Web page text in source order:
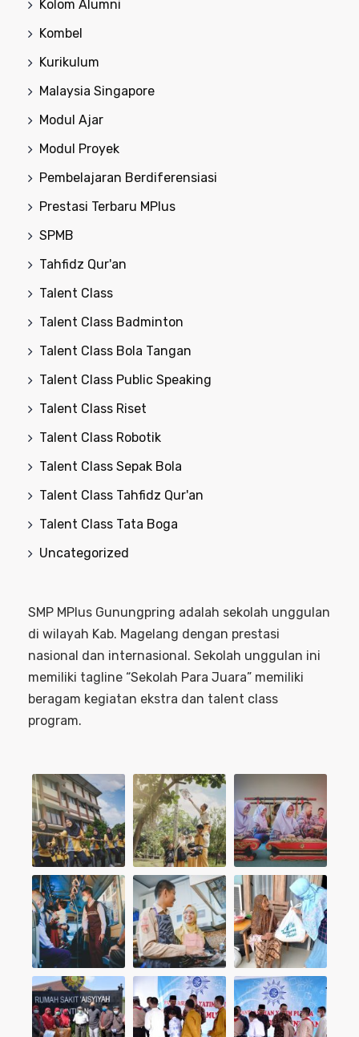
Kolom Alumni
Kombel
Kurikulum
Malaysia Singapore
Modul Ajar
Modul Proyek
Pembelajaran Berdiferensiasi
Prestasi Terbaru MPlus
SPMB
Tahfidz Qur'an
Talent Class
Talent Class Badminton
Talent Class Bola Tangan
Talent Class Public Speaking
Talent Class Riset
Talent Class Robotik
Talent Class Sepak Bola
Talent Class Tahfidz Qur'an
Talent Class Tata Boga
Uncategorized
SMP MPlus Gunungpring adalah sekolah unggulan
di wilayah Kab. Magelang dengan prestasi
nasional dan internasional. Sekolah unggulan ini
memiliki tagline “Sekolah Para Juara” memiliki
beragam kegiatan ekstra dan talent class
program.